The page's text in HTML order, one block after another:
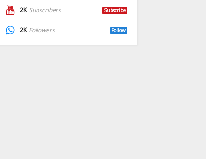
2K Subscribers Subscribe
2K Followers Follow